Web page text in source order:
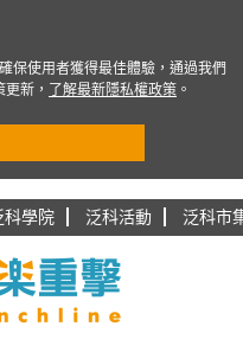
科學院 泛科活動 泛科市
保使用者獲得最佳體驗，通過我們
新，
了解最新隱私權政策 。